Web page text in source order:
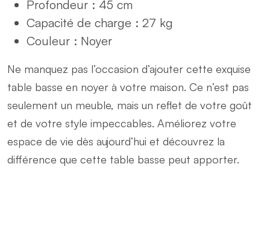
Profondeur : 45 cm
Capacité de charge : 27 kg
Couleur : Noyer
Ne manquez pas l’occasion d’ajouter cette exquise
table basse en noyer à votre maison. Ce n’est pas
seulement un meuble, mais un reflet de votre goût
et de votre style impeccables. Améliorez votre
espace de vie dès aujourd’hui et découvrez la
différence que cette table basse peut apporter.